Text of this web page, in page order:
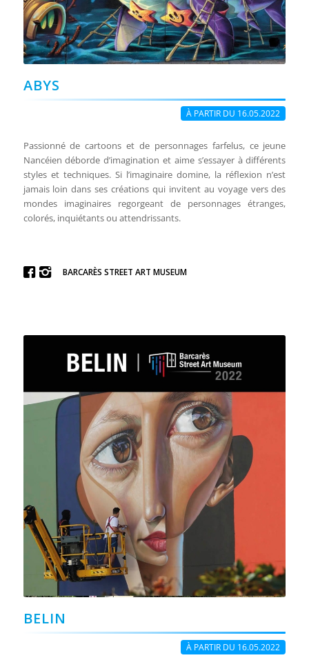
ABYS
À PARTIR DU 16.05.2022
Passionné de cartoons et de personnages farfelus, ce jeune
Nancéien déborde d’imagination et aime s’essayer à différents
styles et techniques. Si l’imaginaire domine, la réflexion n’est
jamais loin dans ses créations qui invitent au voyage vers des
mondes imaginaires regorgeant de personnages étranges,
colorés, inquiétants ou attendrissants.
BARCARÈS STREET ART MUSEUM
BELIN
À PARTIR DU 16.05.2022